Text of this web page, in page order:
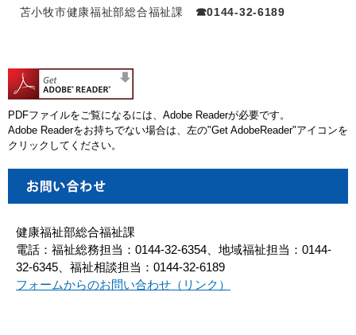
苫小牧市健康福祉部総合福祉課 ☎0144-32-6189
PDFファイルをご覧になるには、Adobe Readerが必要です。
Adobe Readerをお持ちでない場合は、左の"Get AdobeReader"アイコンを
クリックしてください。
健康福祉部総合福祉課
電話：福祉総務担当：0144-32-6354、地域福祉担当：0144-
32-6345、福祉相談担当：0144-32-6189
フォームからのお問い合わせ（リンク）